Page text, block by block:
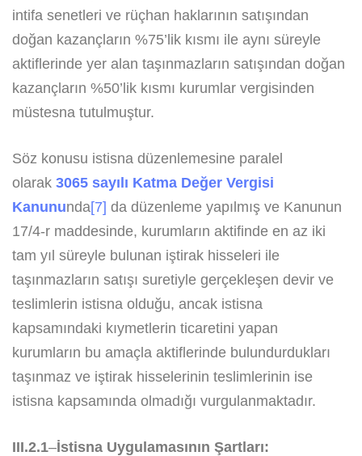
intifa senetleri ve rüçhan haklarının satışından
doğan kazançların %75’lik kısmı ile aynı süreyle
aktiflerinde yer alan taşınmazların satışından doğan
kazançların %50’lik kısmı kurumlar vergisinden
müstesna tutulmuştur.
Söz konusu istisna düzenlemesine paralel
olarak 3065 sayılı Katma Değer Vergisi
Kanununda[7] da düzenleme yapılmış ve Kanunun
17/4-r maddesinde, kurumların aktifinde en az iki
tam yıl süreyle bulunan iştirak hisseleri ile
taşınmazların satışı suretiyle gerçekleşen devir ve
teslimlerin istisna olduğu, ancak istisna
kapsamındaki kıymetlerin ticaretini yapan
kurumların bu amaçla aktiflerinde bulundurdukları
taşınmaz ve iştirak hisselerinin teslimlerinin ise
istisna kapsamında olmadığı vurgulanmaktadır.
III.2.1–İstisna Uygulamasının Şartları: